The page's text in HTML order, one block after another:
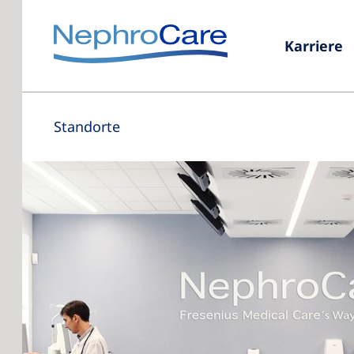
Karriere
Standorte